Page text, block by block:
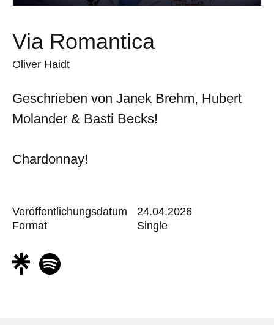
Via Romantica
Oliver Haidt
Geschrieben von Janek Brehm, Hubert
Molander & Basti Becks!
Chardonnay!
Veröffentlichungsdatum
Format
24.04.2026
Single